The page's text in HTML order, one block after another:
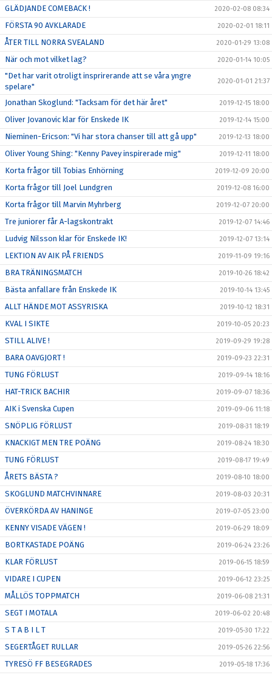
GLÄDJANDE COMEBACK ! 2020-02-08 08:34
FÖRSTA 90 AVKLARADE 2020-02-01 18:11
ÅTER TILL NORRA SVEALAND 2020-01-29 13:08
När och mot vilket lag? 2020-01-14 10:05
"Det har varit otroligt insprirerande att se våra yngre
spelare"
2020-01-01 21:37
Jonathan Skoglund: "Tacksam för det här året" 2019-12-15 18:00
Oliver Jovanovic klar för Enskede IK 2019-12-14 15:00
Nieminen-Ericson: "Vi har stora chanser till att gå upp" 2019-12-13 18:00
Oliver Young Shing: "Kenny Pavey inspirerade mig" 2019-12-11 18:00
Korta frågor till Tobias Enhörning 2019-12-09 20:00
Korta frågor till Joel Lundgren 2019-12-08 16:00
Korta frågor till Marvin Myhrberg 2019-12-07 20:00
Tre juniorer får A-lagskontrakt 2019-12-07 14:46
Ludvig Nilsson klar för Enskede IK! 2019-12-07 13:14
LEKTION AV AIK PÅ FRIENDS 2019-11-09 19:16
BRA TRÄNINGSMATCH 2019-10-26 18:42
Bästa anfallare från Enskede IK 2019-10-14 13:45
ALLT HÄNDE MOT ASSYRISKA 2019-10-12 18:31
KVAL I SIKTE 2019-10-05 20:23
STILL ALIVE ! 2019-09-29 19:28
BARA OAVGJORT ! 2019-09-23 22:31
TUNG FÖRLUST 2019-09-14 18:16
HAT-TRICK BACHIR 2019-09-07 18:36
AIK i Svenska Cupen 2019-09-06 11:18
SNÖPLIG FÖRLUST 2019-08-31 18:19
KNACKIGT MEN TRE POÄNG 2019-08-24 18:30
TUNG FÖRLUST 2019-08-17 19:49
ÅRETS BÄSTA ? 2019-08-10 18:00
SKOGLUND MATCHVINNARE 2019-08-03 20:31
ÖVERKÖRDA AV HANINGE 2019-07-05 23:00
KENNY VISADE VÄGEN ! 2019-06-29 18:09
BORTKASTADE POÄNG 2019-06-24 23:26
KLAR FÖRLUST 2019-06-15 18:59
VIDARE I CUPEN 2019-06-12 23:25
MÅLLÖS TOPPMATCH 2019-06-08 21:31
SEGT I MOTALA 2019-06-02 20:48
S T A B I L T 2019-05-30 17:22
SEGERTÅGET RULLAR 2019-05-26 22:56
TYRESÖ FF BESEGRADES 2019-05-18 17:36